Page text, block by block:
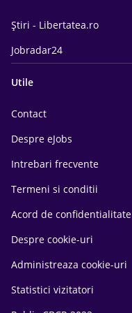
Știri - Libertatea.ro
Jobradar24
Utile
Contact
Despre eJobs
Intrebari frecvente
Termeni si conditii
Acord de confidentialitate
Despre cookie-uri
Administreaza cookie-uri
Statistici vizitatori